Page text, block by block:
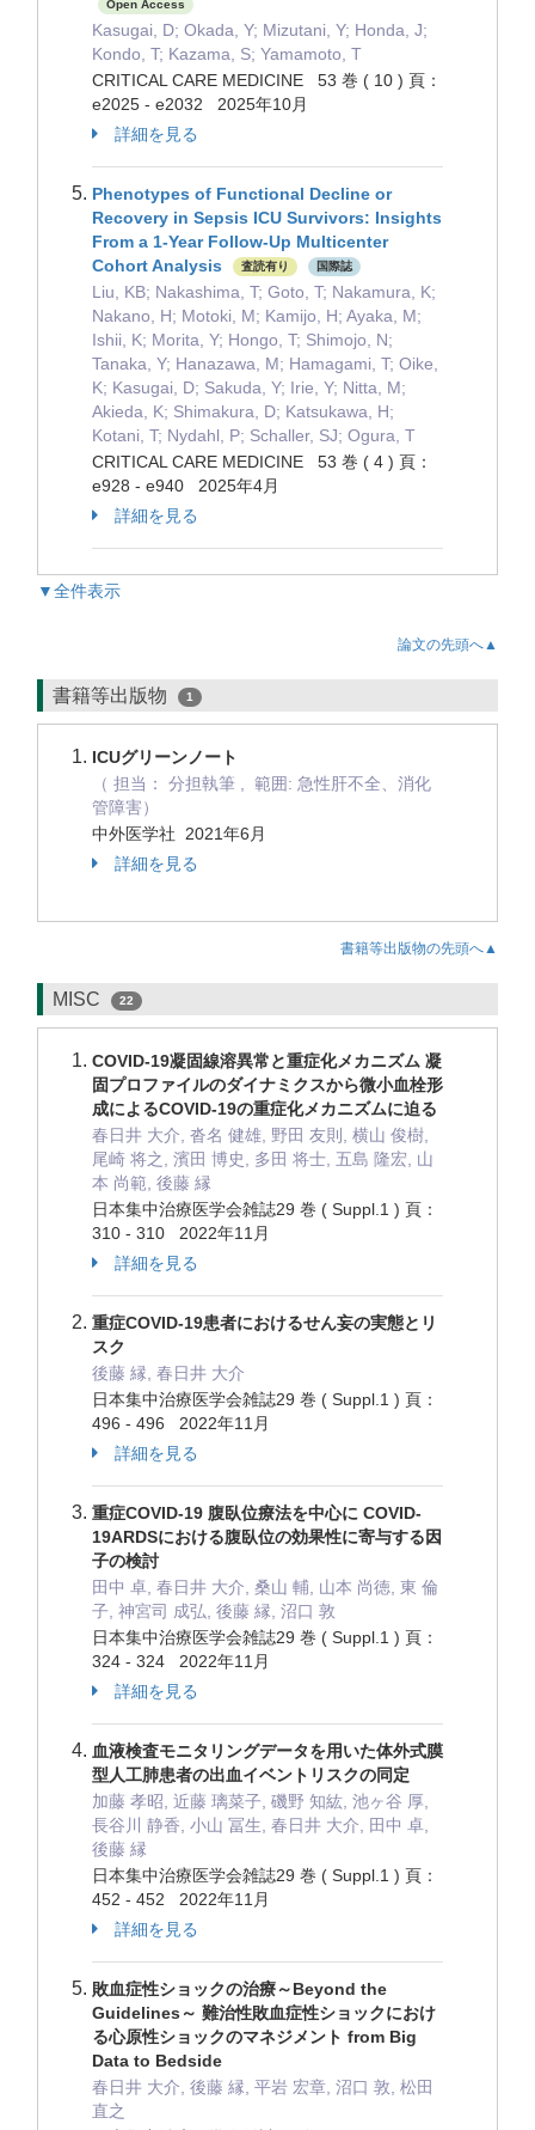
Open Access
Kasugai, D; Okada, Y; Mizutani, Y; Honda, J;
Kondo, T; Kazama, S; Yamamoto, T
CRITICAL CARE MEDICINE 53 巻 ( 10 ) 頁：
e2025 - e2032 2025年10月
詳細を見る
Phenotypes of Functional Decline or
Recovery in Sepsis ICU Survivors: Insights
From a 1-Year Follow-Up Multicenter
Cohort Analysis
査読有り 国際誌
Liu, KB; Nakashima, T; Goto, T; Nakamura, K;
Nakano, H; Motoki, M; Kamijo, H; Ayaka, M;
Ishii, K; Morita, Y; Hongo, T; Shimojo, N;
Tanaka, Y; Hanazawa, M; Hamagami, T; Oike,
K; Kasugai, D; Sakuda, Y; Irie, Y; Nitta, M;
Akieda, K; Shimakura, D; Katsukawa, H;
Kotani, T; Nydahl, P; Schaller, SJ; Ogura, T
CRITICAL CARE MEDICINE 53 巻 ( 4 ) 頁：
e928 - e940 2025年4月
詳細を見る
▼全件表示
論文の先頭へ▲
書籍等出版物 1
ICUグリーンノート
（ 担当： 分担執筆 , 範囲: 急性肝不全、消化
管障害）
中外医学社 2021年6月
詳細を見る
書籍等出版物の先頭へ▲
MISC 22
COVID-19凝固線溶異常と重症化メカニズム 凝
固プロファイルのダイナミクスから微小血栓形
成によるCOVID-19の重症化メカニズムに迫る
春日井 大介, 沓名 健雄, 野田 友則, 横山 俊樹,
尾崎 将之, 濱田 博史, 多田 将士, 五島 隆宏, 山
本 尚範, 後藤 縁
日本集中治療医学会雑誌29 巻 ( Suppl.1 ) 頁：
310 - 310 2022年11月
詳細を見る
重症COVID-19患者におけるせん妄の実態とリ
スク
後藤 縁, 春日井 大介
日本集中治療医学会雑誌29 巻 ( Suppl.1 ) 頁：
496 - 496 2022年11月
詳細を見る
重症COVID-19 腹臥位療法を中心に COVID-
19ARDSにおける腹臥位の効果性に寄与する因
子の検討
田中 卓, 春日井 大介, 桑山 輔, 山本 尚徳, 東 倫
子, 神宮司 成弘, 後藤 縁, 沼口 敦
日本集中治療医学会雑誌29 巻 ( Suppl.1 ) 頁：
324 - 324 2022年11月
詳細を見る
血液検査モニタリングデータを用いた体外式膜
型人工肺患者の出血イベントリスクの同定
加藤 孝昭, 近藤 璃菜子, 磯野 知紘, 池ヶ谷 厚,
長谷川 静香, 小山 冨生, 春日井 大介, 田中 卓,
後藤 縁
日本集中治療医学会雑誌29 巻 ( Suppl.1 ) 頁：
452 - 452 2022年11月
詳細を見る
敗血症性ショックの治療～Beyond the
Guidelines～ 難治性敗血症性ショックにおけ
る心原性ショックのマネジメント from Big
Data to Bedside
春日井 大介, 後藤 縁, 平岩 宏章, 沼口 敦, 松田
直之